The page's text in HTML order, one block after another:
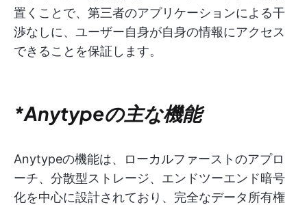
置くことで、第三者のアプリケーションによる干
渉なしに、ユーザー自身が自身の情報にアクセス
できることを保証します。
*Anytypeの主な機能
Anytypeの機能は、ローカルファーストのアプロ
ーチ、分散型ストレージ、エンドツーエンド暗号
化を中心に設計されており、完全なデータ所有権